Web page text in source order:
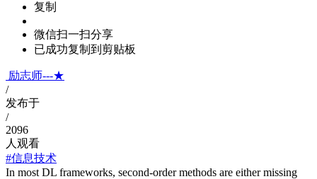
复制
微信扫一扫分享
已成功复制到剪贴板
励志师---★
/
发布于
/
2096
人观看
#信息技术
In most DL frameworks, second-order methods are either missing